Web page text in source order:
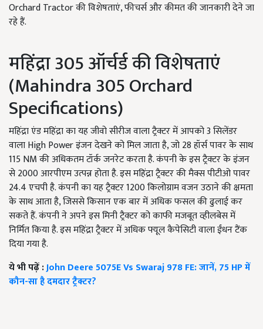
Orchard Tractor की विशेषताएं, फीचर्स और कीमत की जानकारी देने जा
रहे हैं.
महिंद्रा 305 ऑर्चर्ड की विशेषताएं
(Mahindra 305 Orchard
Specifications)
महिंद्रा एंड महिंद्रा का यह जीवो सीरीज वाला ट्रैक्टर में आपको 3 सिलेंडर
वाला High Power इंजन देखने को मिल जाता है, जो 28 हॉर्स पावर के साथ
115 NM की अधिकतम टॉर्क जनरेट करता है. कंपनी के इस ट्रैक्टर के इंजन
से 2000 आरपीएम उत्पन्न होता है. इस महिंद्रा ट्रैक्टर की मैक्स पीटीओ पावर
24.4 एचपी है. कंपनी का यह ट्रैक्टर 1200 किलोग्राम वजन उठाने की क्षमता
के साथ आता है, जिससे किसान एक बार में अधिक फसल की ढुलाई कर
सकते हैं. कंपनी ने अपने इस मिनी ट्रैक्टर को काफी मजबूत व्हीलबेस में
निर्मित किया है. इस महिंद्रा ट्रैक्टर में अधिक फ्यूल कैपेसिटी वाला ईंधन टैंक
दिया गया है.
ये भी पढ़ें :John Deere 5075E Vs Swaraj 978 FE: जानें, 75 HP में
कौन-सा है दमदार ट्रैक्टर?